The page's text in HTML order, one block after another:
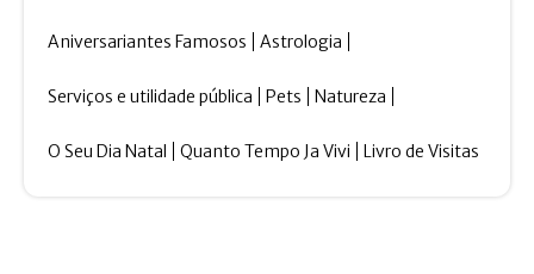
Aniversariantes Famosos Astrologia
Serviços e utilidade pública Pets Natureza
O Seu Dia Natal Quanto Tempo Ja Vivi Livro de Visitas